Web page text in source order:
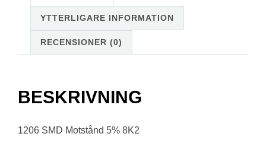
YTTERLIGARE INFORMATION
RECENSIONER (0)
BESKRIVNING
1206 SMD Motstånd 5% 8K2